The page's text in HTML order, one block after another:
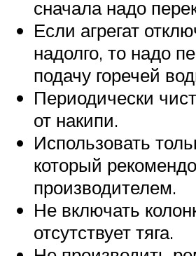
сначала надо
Если агрегат
надолго, то надо
подачу горечей
Периодически
от накипи.
Использовать
который
производителем.
Не включать
отсутствует тяга.